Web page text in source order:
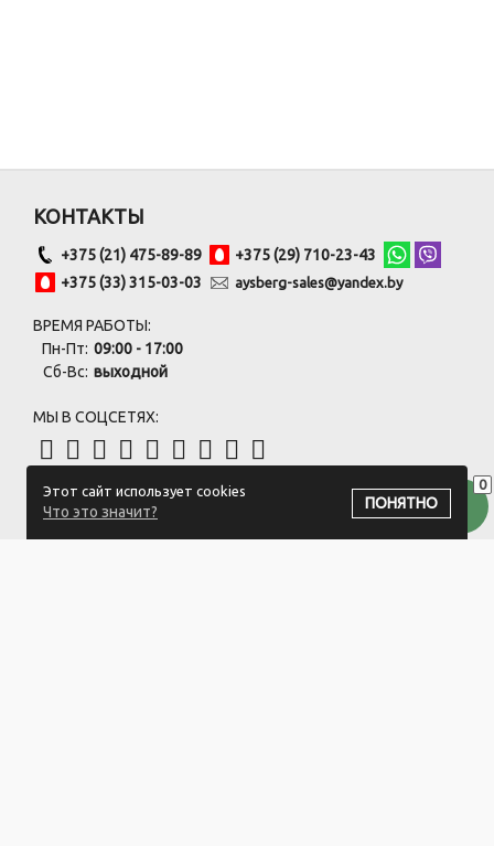
0
Этот сайт использует cookies
Что это значит?
ПОНЯТНО
КОНТАКТЫ
+375 (21) 475-89-89
+375 (29) 710-23-43
+375 (33) 315-03-03
aysberg-sales@yandex.by
ВРЕМЯ РАБОТЫ:
Пн-Пт: 09:00 - 17:00
Сб-Вс: выходной
МЫ В СОЦСЕТЯХ:
ПОДПИСАТЬСЯ НА РАССЫЛКУ